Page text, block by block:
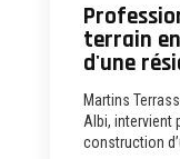
terrain
d'une
Martins
Albi, intervient
construction